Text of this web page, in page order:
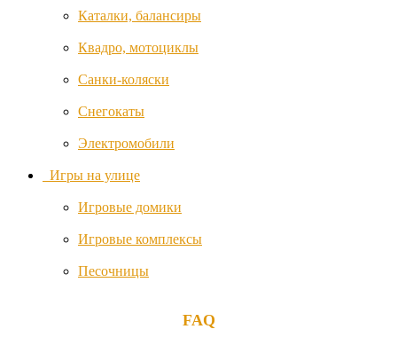
Ryan
Safe and
Care
Shnuggle
Каталки, балансиры
Квадро, мотоциклы
Санки-коляски
Снегокаты
Электромобили
Игры на улице
Игровые домики
Игровые комплексы
Песочницы
FAQ